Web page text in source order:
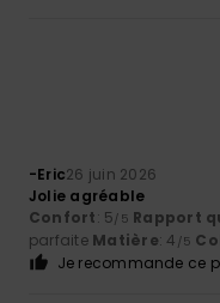
-Eric26 juin 2026
Jolie agréable
Confort: 5/5 Rapport
parfaite Matière: 4 /5
Je recommande ce